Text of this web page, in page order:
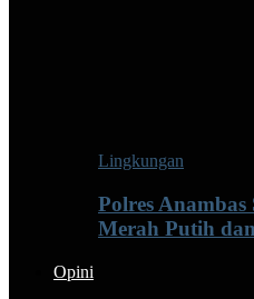
Lingkungan
Polres Anambas
Merah Putih
Opini